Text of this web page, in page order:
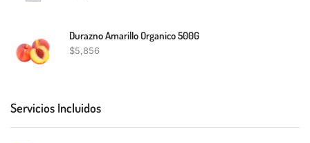
Durazno Amarillo Organico 500G
$5,856
Servicios Incluidos